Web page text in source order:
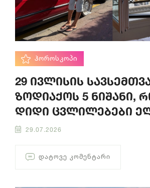
ᲰᲝᲠᲝᲡᲙᲝᲞᲘ
29 ივლისის
ზოდიაქოს 5 ნიშანი,
დიდი ცვლილებები
29.07.2026
ᲓᲐᲢᲝᲕᲔ ᲙᲝᲛᲔᲜᲢᲐᲠᲘ